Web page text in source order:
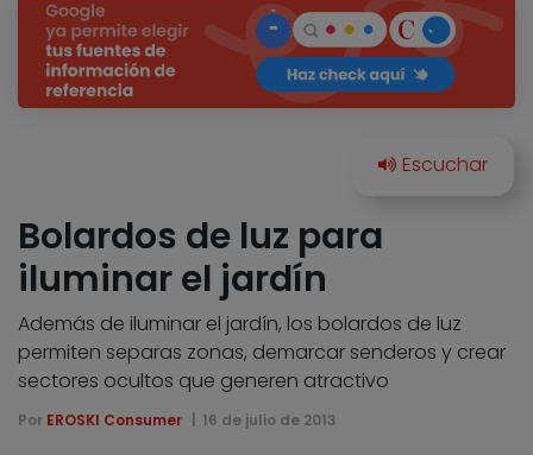
Bolardos de luz para
iluminar el jardín
Además de iluminar el jardín, los bolardos de luz
permiten separas zonas, demarcar senderos y crear
sectores ocultos que generen atractivo
Por EROSKI Consumer 16 de julio de 2013